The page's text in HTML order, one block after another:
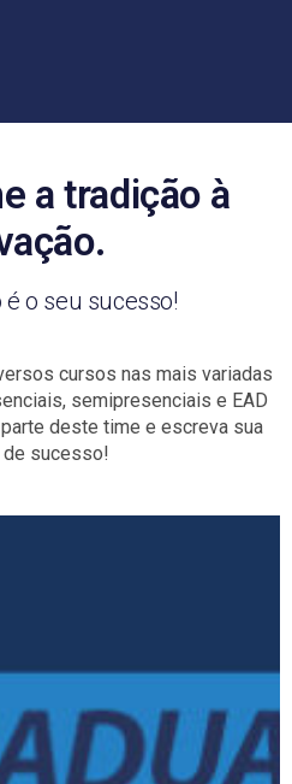
a tradição à
é o seu sucesso!
cursos nas mais variadas
semipresenciais e EAD
deste time e escreva sua
sucesso!